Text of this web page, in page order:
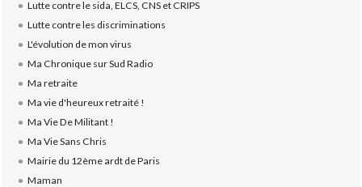
Lutte contre le sida, ELCS, CNS et CRIPS
Lutte contre les discriminations
L'évolution de mon virus
Ma Chronique sur Sud Radio
Ma retraite
Ma vie d'heureux retraité !
Ma Vie De Militant !
Ma Vie Sans Chris
Mairie du 12ème ardt de Paris
Maman